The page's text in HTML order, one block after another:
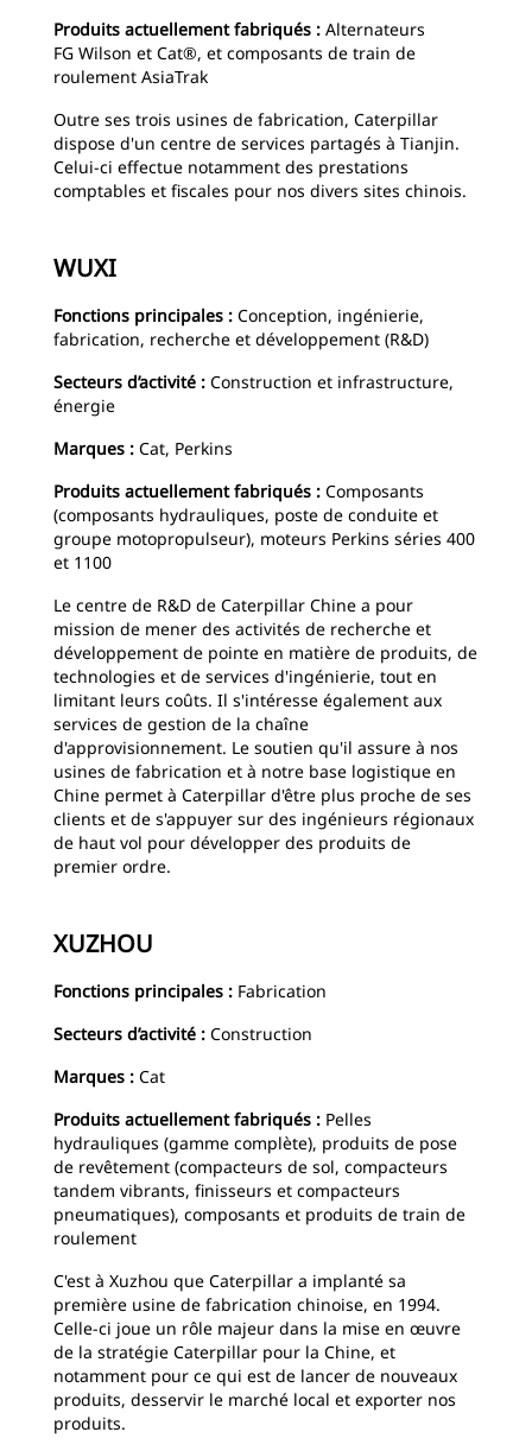
Produits actuellement fabriqués : Alternateurs
FG Wilson et Cat®, et composants de train de
roulement AsiaTrak
Outre ses trois usines de fabrication, Caterpillar
dispose d'un centre de services partagés à Tianjin.
Celui-ci effectue notamment des prestations
comptables et fiscales pour nos divers sites chinois.
WUXI
Fonctions principales : Conception, ingénierie,
fabrication, recherche et développement (R&D)
Secteurs d’activité : Construction et infrastructure,
énergie
Marques : Cat, Perkins
Produits actuellement fabriqués : Composants
(composants hydrauliques, poste de conduite et
groupe motopropulseur), moteurs Perkins séries 400
et 1100
Le centre de R&D de Caterpillar Chine a pour
mission de mener des activités de recherche et
développement de pointe en matière de produits, de
technologies et de services d'ingénierie, tout en
limitant leurs coûts. Il s'intéresse également aux
services de gestion de la chaîne
d'approvisionnement. Le soutien qu'il assure à nos
usines de fabrication et à notre base logistique en
Chine permet à Caterpillar d'être plus proche de ses
clients et de s'appuyer sur des ingénieurs régionaux
de haut vol pour développer des produits de
premier ordre.
XUZHOU
Fonctions principales : Fabrication
Secteurs d’activité : Construction
Marques : Cat
Produits actuellement fabriqués : Pelles
hydrauliques (gamme complète), produits de pose
de revêtement (compacteurs de sol, compacteurs
tandem vibrants, finisseurs et compacteurs
pneumatiques), composants et produits de train de
roulement
C'est à Xuzhou que Caterpillar a implanté sa
première usine de fabrication chinoise, en 1994.
Celle-ci joue un rôle majeur dans la mise en œuvre
de la stratégie Caterpillar pour la Chine, et
notamment pour ce qui est de lancer de nouveaux
produits, desservir le marché local et exporter nos
produits.